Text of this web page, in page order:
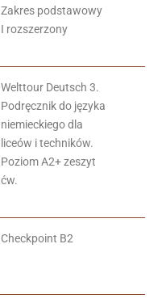
Zakres podstawowy
I rozszerzony
Welttour Deutsch 3.
Podręcznik do języka
niemieckiego dla
liceów i techników.
Poziom A2+ zeszyt
ćw.
Checkpoint B2